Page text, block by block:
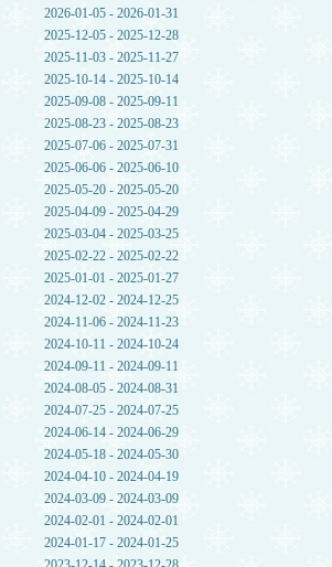
2026-01-05 - 2026-01-31
2025-12-05 - 2025-12-28
2025-11-03 - 2025-11-27
2025-10-14 - 2025-10-14
2025-09-08 - 2025-09-11
2025-08-23 - 2025-08-23
2025-07-06 - 2025-07-31
2025-06-06 - 2025-06-10
2025-05-20 - 2025-05-20
2025-04-09 - 2025-04-29
2025-03-04 - 2025-03-25
2025-02-22 - 2025-02-22
2025-01-01 - 2025-01-27
2024-12-02 - 2024-12-25
2024-11-06 - 2024-11-23
2024-10-11 - 2024-10-24
2024-09-11 - 2024-09-11
2024-08-05 - 2024-08-31
2024-07-25 - 2024-07-25
2024-06-14 - 2024-06-29
2024-05-18 - 2024-05-30
2024-04-10 - 2024-04-19
2024-03-09 - 2024-03-09
2024-02-01 - 2024-02-01
2024-01-17 - 2024-01-25